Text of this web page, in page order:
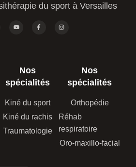
du sport à Versailles
Nos
spécialités
Kiné du sport
Kiné du rachis
Traumatologie
Nos
spécialités
Orthopédie
Réhab
respiratoire
Oro-maxillo-facial